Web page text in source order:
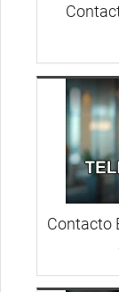
Contacto